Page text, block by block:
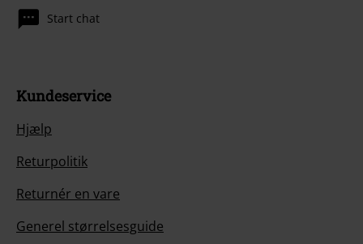
Start chat
Kundeservice
Hjælp
Returpolitik
Returnér en vare
Generel størrelsesguide